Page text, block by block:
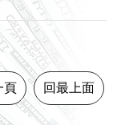
頁 回最上面